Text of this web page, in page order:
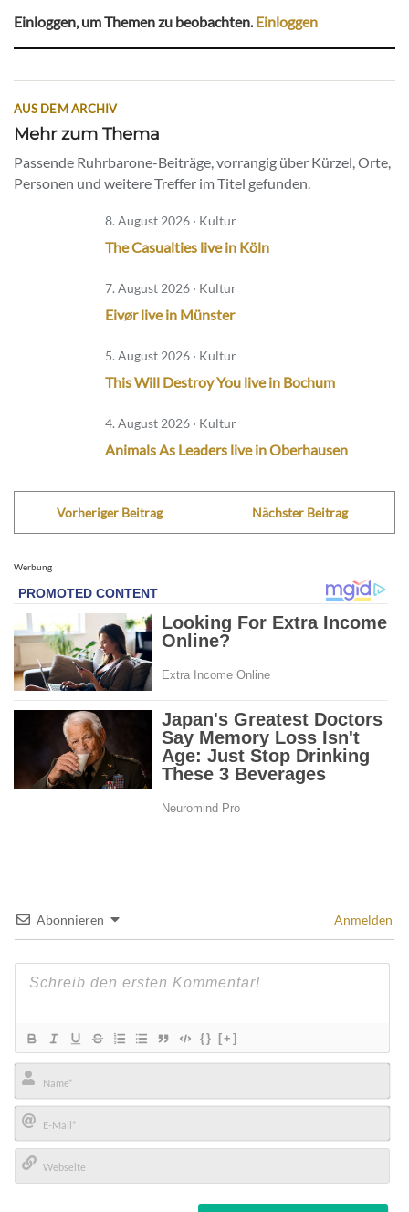
Einloggen, um Themen zu beobachten.Einloggen
AUS DEM ARCHIV
Mehr zum Thema
Passende Ruhrbarone-Beiträge, vorrangig über Kürzel, Orte,
Personen und weitere Treffer im Titel gefunden.
8. August 2026 · Kultur
The Casualties live in Köln
7. August 2026 · Kultur
Eivør live in Münster
5. August 2026 · Kultur
This Will Destroy You live in Bochum
4. August 2026 · Kultur
Animals As Leaders live in Oberhausen
Vorheriger Beitrag Nächster Beitrag
Werbung
Abonnieren Anmelden
{} [+]
Name*
E-
Mail*